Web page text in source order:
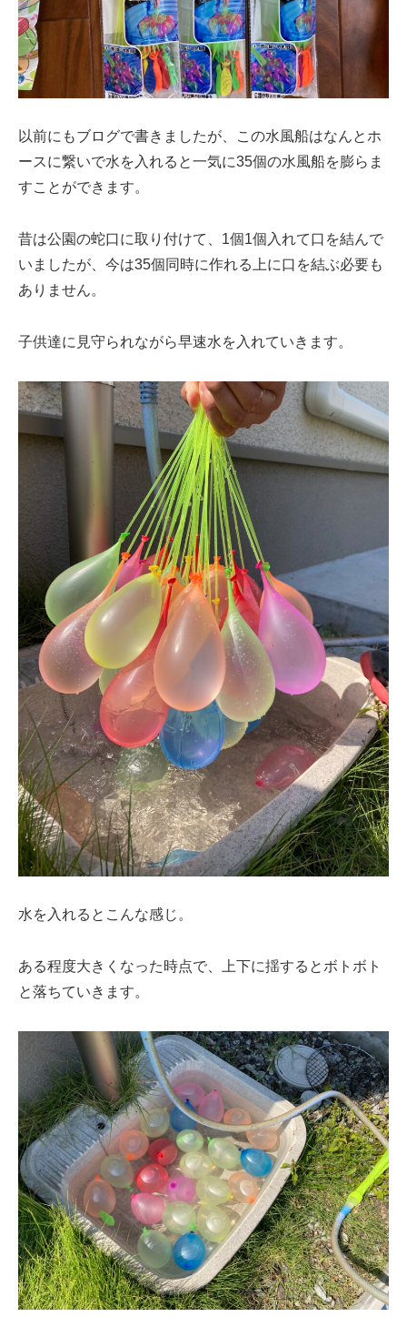
以前にもブログで書きましたが、この水風船はなんとホ
ースに繋いで水を入れると一気に35個の水風船を膨らま
すことができます。
昔は公園の蛇口に取り付けて、1個1個入れて口を結んで
いましたが、今は35個同時に作れる上に口を結ぶ必要も
ありません。
子供達に見守られながら早速水を入れていきます。
水を入れるとこんな感じ。
ある程度大きくなった時点で、上下に揺するとボトボト
と落ちていきます。